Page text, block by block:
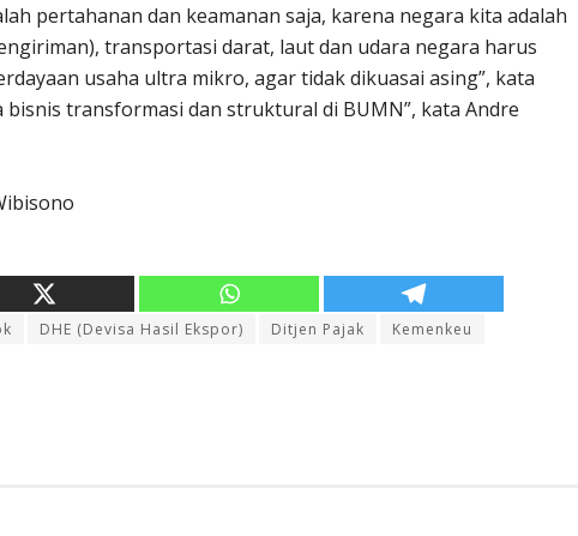
pertahanan dan keamanan saja, karena negara kita adalah
transportasi darat, laut dan udara negara harus
usaha ultra mikro, agar tidak dikuasai asing”, kata
transformasi dan struktural di BUMN”, kata Andre
DHE (Devisa Hasil Ekspor) Ditjen Pajak
Kemenkeu